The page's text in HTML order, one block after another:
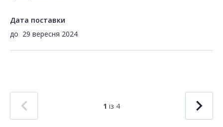
Дата поставки
до 29 вересня 2024
1 із 4